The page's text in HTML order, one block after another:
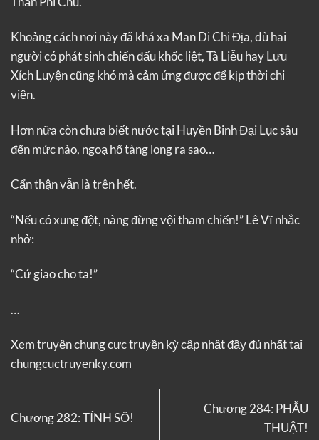
Khoảng cách nơi này đã khá xa Man Di Chi Địa, dù hai
người có phát sinh chiến đấu khốc liệt, Tà Liễu hay Lưu
Xích Luyện cũng khó mà cảm ứng được để kịp thời chi
viện.
Hơn nữa còn chưa biết nước tại Huyền Binh Đại Lục sâu
đến mức nào, ngoạ hổ tàng long ra sao…
Cẩn thận vẫn là trên hết.
“Nếu có xung đột, nàng đừng vội tham chiến!” Lê Vĩ nhắc
nhở:
“Cứ giao cho ta!”
…
Xem truyệnchung cực truyền kỳcập nhật đầy đủ nhất tại
chungcuctruyenky.com
Chương 282: TÍNH SỔ!
Chương 284: PHẪU
THUẬT!